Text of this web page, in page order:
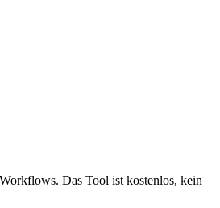
Das Tool ist kostenlos, kein